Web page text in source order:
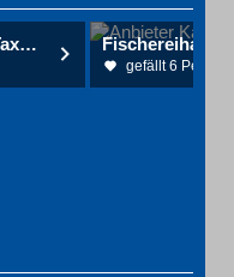
Pinneberger Taxen Union Taxibetrieb
gefällt 6